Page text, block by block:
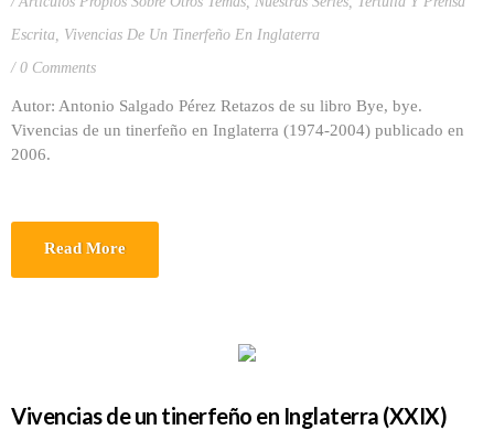
Escrita, Vivencias De Un Tinerfeño En Inglaterra
0 Comments
Autor: Antonio Salgado Pérez Retazos de su libro Bye, bye.
Vivencias de un tinerfeño en Inglaterra (1974-2004) publicado en
2006.
Read More
Vivencias de un tinerfeño en Inglaterra (XXIX)